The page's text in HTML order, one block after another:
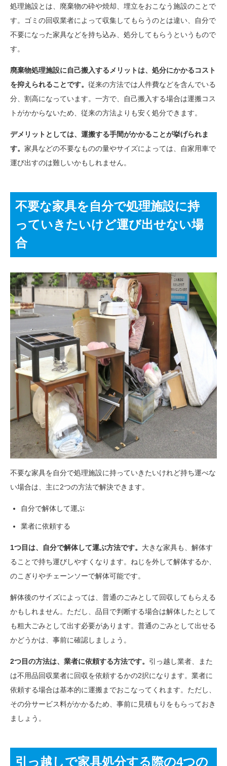
処理施設とは、廃棄物の砕や焼却、埋立をおこなう施設のことで
す。ゴミの回収業者によって収集してもらうのとは違い、自分で
不要になった家具などを持ち込み、処分してもらうというもので
す。
廃棄物処理施設に自己搬入するメリットは、処分にかかるコスト
を抑えられることです。 従来の方法では人件費などを含んでいる
分、割高になっています。一方で、自己搬入する場合は運搬コス
トがかからないため、従来の方法よりも安く処分できます。
デメリットとしては、運搬する手間がかかることが挙げられま
す。 家具などの不要なものの量やサイズによっては、自家用車で
運び出すのは難しいかもしれません。
不要な家具を自分で処理施設に持
っていきたいけど運び出せない場
合
不要な家具を自分で処理施設に持っていきたいけれど持ち運べな
い場合は、主に2つの方法で解決できます。
自分で解体して運ぶ
業者に依頼する
1つ目は、自分で解体して運ぶ方法です。 大きな家具も、解体す
ることで持ち運びしやすくなります。ねじを外して解体するか、
のこぎりやチェーンソーで解体可能です。
解体後のサイズによっては、普通のごみとして回収してもらえる
かもしれません。ただし、品目で判断する場合は解体したとして
も粗大ごみとして出す必要があります。普通のごみとして出せる
かどうかは、事前に確認しましょう。
2つ目の方法は、業者に依頼する方法です。 引っ越し業者、また
は不用品回収業者に回収を依頼するかの2択になります。業者に
依頼する場合は基本的に運搬までおこなってくれます。ただし、
その分サービス料がかかるため、事前に見積もりをもらっておき
ましょう。
引っ越しで家具処分する際の4つの